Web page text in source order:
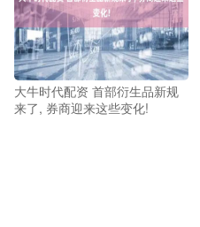
大牛时代配资 首部衍生品新规
来了, 券商迎来这些变化!